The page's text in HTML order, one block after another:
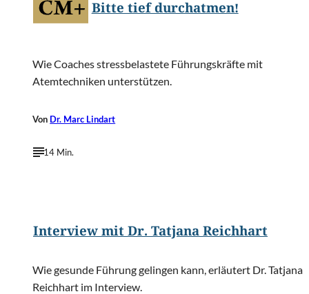
Bitte tief durchatmen!
Wie Coaches stressbelastete Führungskräfte mit
Atemtechniken unterstützen.
Von Dr. Marc Lindart
14 Min.
Interview mit Dr. Tatjana Reichhart
Wie gesunde Führung gelingen kann, erläutert Dr. Tatjana
Reichhart im Interview.